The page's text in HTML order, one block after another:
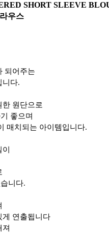
SHORT SLEEVE
우스
되어주는
니다.
한 원단으로
좋으며
매치되는 아이템입니다.
니다.
게 연출됩니다